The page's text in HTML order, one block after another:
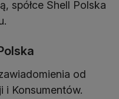
spółce Shell Polska
od
i Konsumentów.